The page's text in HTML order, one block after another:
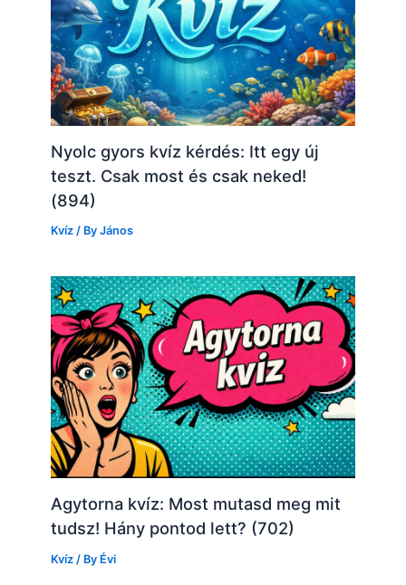
Nyolc gyors kvíz kérdés: Itt egy új
teszt. Csak most és csak neked!
(894)
Kvíz / ByJános
Agytorna kvíz: Most mutasd meg mit
tudsz! Hány pontod lett? (702)
Kvíz / By Évi